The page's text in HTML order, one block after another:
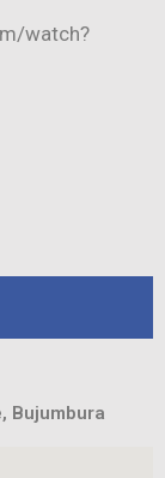
watch?
Bujumbura